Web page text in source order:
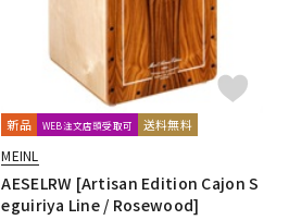
新品 WEB注文店頭受取可 送料無料
MEINL
AESELRW [Artisan Edition Cajon S
eguiriya Line / Rosewood]